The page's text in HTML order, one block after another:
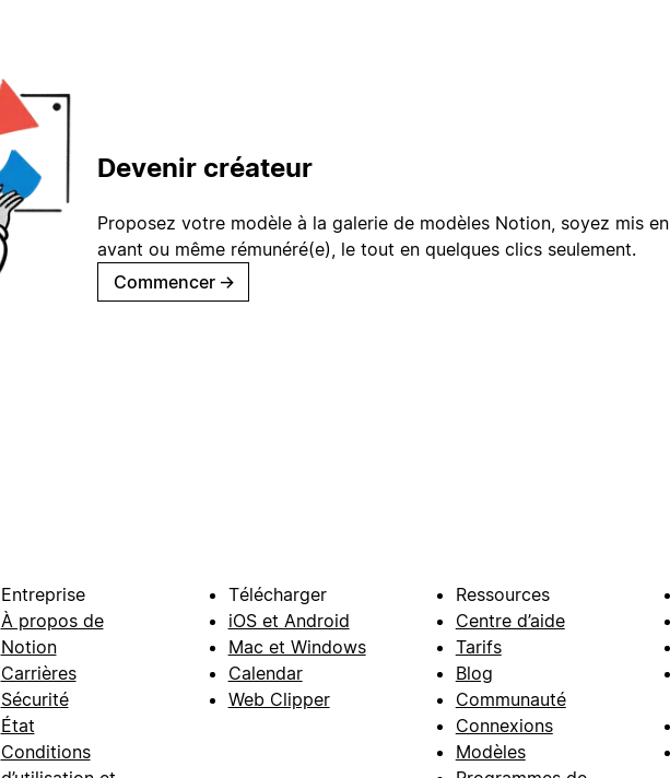
Devenir créateur
Proposez votre modèle à la galerie de modèles Notion, soyez mis en
avant ou même rémunéré(e), le tout en quelques clics seulement.
Commencer →
Entreprise
À propos de
Notion
Carrières
Sécurité
État
Conditions
Télécharger
iOS et Android
Mac et Windows
Calendar
Web Clipper
Ressources
Centre d’aide
Tarifs
Blog
Communauté
Connexions
Modèles